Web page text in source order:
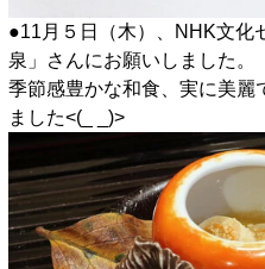
●11月５日（木）、NHK文化
泉」さんにお願いしました。
季節感豊かな和食、実に美麗
ました<(_ _)>